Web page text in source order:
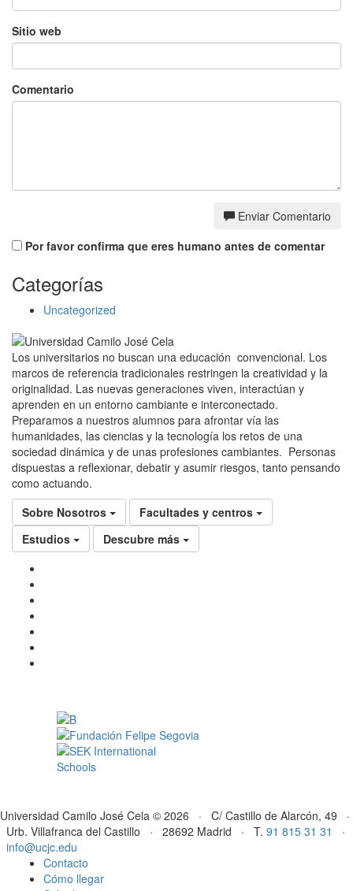
Sitio web
Comentario
Enviar Comentario
Por favor confirma que eres humano antes de comentar
Categorías
Uncategorized
Los universitarios no buscan una educación convencional. Los
marcos de referencia tradicionales restringen la creatividad y la
originalidad. Las nuevas generaciones viven, interactúan y
aprenden en un entorno cambiante e interconectado.
Preparamos a nuestros alumnos para afrontar vía las
humanidades, las ciencias y la tecnología los retos de una
sociedad dinámica y de unas profesiones cambiantes. Personas
dispuestas a reflexionar, debatir y asumir riesgos, tanto pensando
como actuando.
Sobre Nosotros
Facultades y centros
Estudios
Descubre más
Universidad Camilo José Cela © 2026 · C/ Castillo de Alarcón, 49 ·
Urb. Villafranca del Castillo · 28692 Madrid · T. 91 815 31 31
·
info@ucjc.edu
Contacto
Cómo llegar